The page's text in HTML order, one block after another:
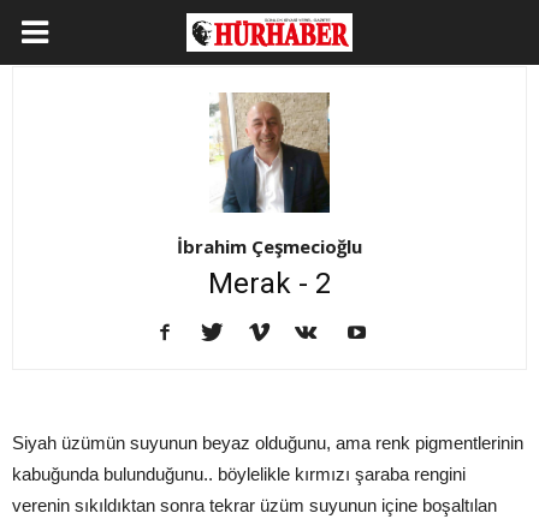
İbrahim Çeşmecioğlu
Merak - 2
Siyah üzümün suyunun beyaz olduğunu, ama renk pigmentlerinin
kabuğunda bulunduğunu.. böylelikle kırmızı şaraba rengini
verenin sıkıldıktan sonra tekrar üzüm suyunun içine boşaltılan